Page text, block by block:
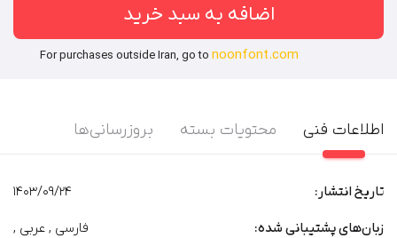
اضافه به سبد خرید
For purchases outside Iran, go to noonfont.com
اطلاعات فنی محتویات بسته بروزرسانی‌ها
تاریخ انتشار: 1403/09/24
زبان‌های پشتیبانی شده: فارسی , عربی ,